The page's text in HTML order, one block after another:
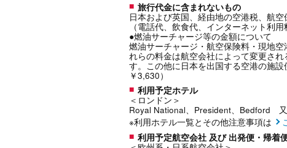
旅行代金に含まれないもの
日本および英国、経由地の空港税、航
（電話代、飲食代、インターネット利用
●燃油サーチャージ等の金額について
燃油サーチャージ・航空保険料・現地
れらの料金は航空会社によって変更さ
す。この他に日本を出国する空港の施
￥3,630）
利用予定ホテル
＜ロンドン＞
Royal National、President、Bedford
※利用ホテル一覧とその他注意事項は
利用予定航空会社 及び 出発便・帰着